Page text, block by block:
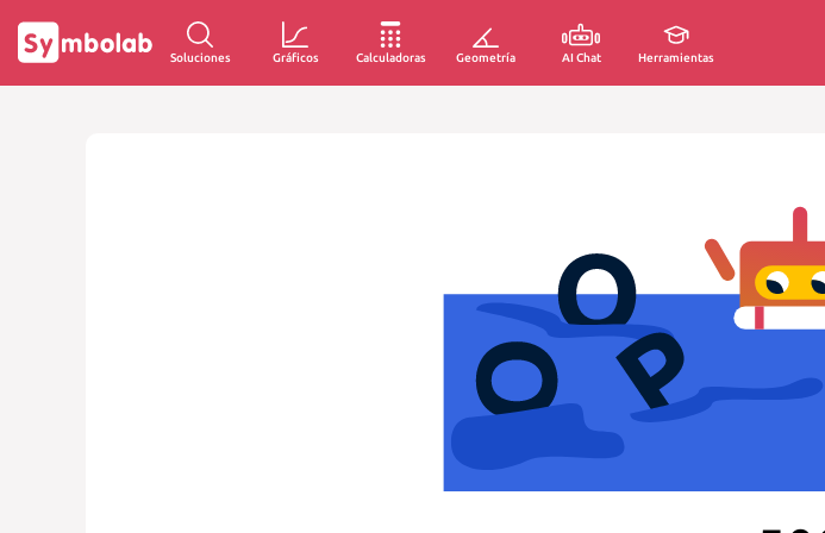
Soluciones Gráficos Calculadoras Geometría AI Chat Herramientas